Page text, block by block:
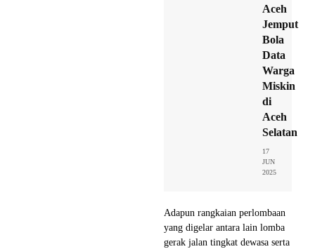
Aceh
Jemput
Bola
Data
Warga
Miskin
di
Aceh
Selatan
17
JUN
2025
Adapun rangkaian perlombaan
yang digelar antara lain lomba
gerak jalan tingkat dewasa serta